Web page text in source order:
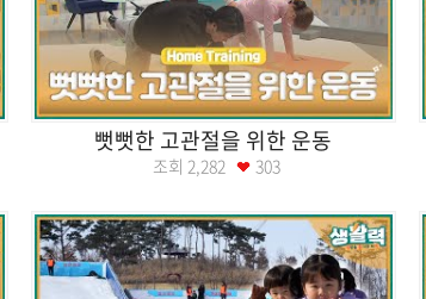
뻣뻣한 고관절을 위한 운동
조회 2,282 303